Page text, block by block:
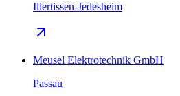
Illertissen-Jedesheim
Meusel Elektrotechnik GmbH
Passau